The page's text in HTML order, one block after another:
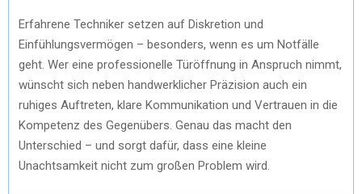
Erfahrene Techniker setzen auf Diskretion und
Einfühlungsvermögen – besonders, wenn es um Notfälle
geht. Wer eine professionelle Türöffnung in Anspruch nimmt,
wünscht sich neben handwerklicher Präzision auch ein
ruhiges Auftreten, klare Kommunikation und Vertrauen in die
Kompetenz des Gegenübers. Genau das macht den
Unterschied – und sorgt dafür, dass eine kleine
Unachtsamkeit nicht zum großen Problem wird.